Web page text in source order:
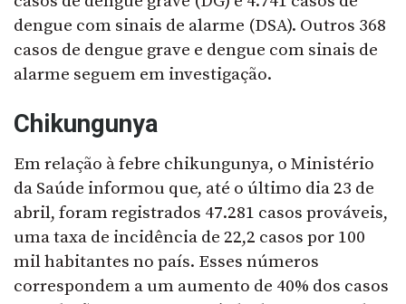
dengue com sinais de alarme (DSA). Outros 368
casos de dengue grave e dengue com sinais de
alarme seguem em investigação.
Chikungunya
Em relação à febre chikungunya, o Ministério
da Saúde informou que, até o último dia 23 de
abril, foram registrados 47.281 casos prováveis,
uma taxa de incidência de 22,2 casos por 100
mil habitantes no país. Esses números
correspondem a um aumento de 40% dos casos